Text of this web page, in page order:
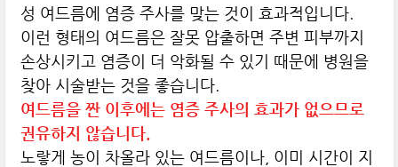
성 여드름에 염증 주사를 맞는 것이 효과적입니다.
이런 형태의 여드름은 잘못 압출하면 주변 피부까지
손상시키고 염증이 더 악화될 수 있기 때문에 병원을
찾아 시술받는 것을 좋습니다.
여드름을 짠 이후에는 염증 주사의 효과가 없으므로
권유하지 않습니다.
노랗게 농이 차올라 있는 여드름이나, 이미 시간이 지